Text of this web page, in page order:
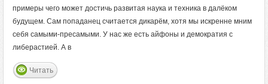
примеры чего может достичь развитая наука и техника в далёком
будущем. Сам попаданец считается дикарём, хотя мы искренне мним
себя самыми-пресамыми. У нас же есть айфоны и демократия с
либерастией. А в
Читать